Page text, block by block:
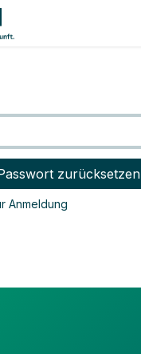
zurücksetzen
Anmeldung